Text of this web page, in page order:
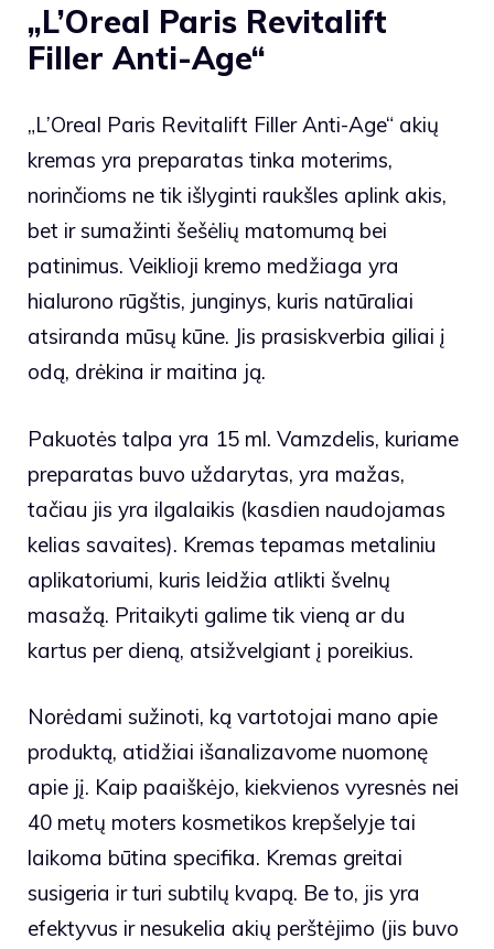
„L’Oreal Paris Revitalift
Filler Anti-Age“
„L’Oreal Paris Revitalift Filler Anti-Age“ akių
kremas yra preparatas tinka moterims,
norinčioms ne tik išlyginti raukšles aplink akis,
bet ir sumažinti šešėlių matomumą bei
patinimus. Veiklioji kremo medžiaga yra
hialurono rūgštis, junginys, kuris natūraliai
atsiranda mūsų kūne. Jis prasiskverbia giliai į
odą, drėkina ir maitina ją.
Pakuotės talpa yra 15 ml. Vamzdelis, kuriame
preparatas buvo uždarytas, yra mažas,
tačiau jis yra ilgalaikis (kasdien naudojamas
kelias savaites). Kremas tepamas metaliniu
aplikatoriumi, kuris leidžia atlikti švelnų
masažą. Pritaikyti galime tik vieną ar du
kartus per dieną, atsižvelgiant į poreikius.
Norėdami sužinoti, ką vartotojai mano apie
produktą, atidžiai išanalizavome nuomonę
apie jį. Kaip paaiškėjo, kiekvienos vyresnės nei
40 metų moters kosmetikos krepšelyje tai
laikoma būtina specifika. Kremas greitai
susigeria ir turi subtilų kvapą. Be to, jis yra
efektyvus ir nesukelia akių perštėjimo (jis buvo